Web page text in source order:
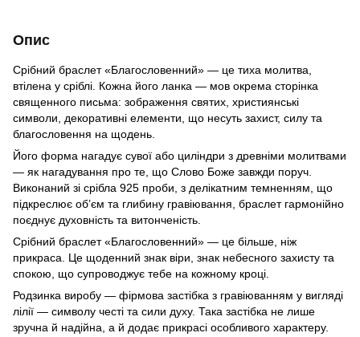
Опис
Срібний браслет «Благословенний» — це тиха молитва,
втілена у сріблі. Кожна його ланка — мов окрема сторінка
священного письма: зображення святих, християнські
символи, декоративні елементи, що несуть захист, силу та
благословення на щодень.
Його форма нагадує сувої або циліндри з древніми молитвами
— як нагадування про те, що Слово Боже завжди поруч.
Виконаний зі срібла 925 проби, з делікатним темненням, що
підкреслює об’єм та глибину гравіювання, браслет гармонійно
поєднує духовність та витонченість.
Срібний браслет «Благословенний» — це більше, ніж
прикраса. Це щоденний знак віри, знак небесного захисту та
спокою, що супроводжує тебе на кожному кроці.
Родзинка виробу — фірмова застібка з гравіюванням у вигляді
лілії — символу честі та сили духу. Така застібка не лише
зручна й надійна, а й додає прикрасі особливого характеру.